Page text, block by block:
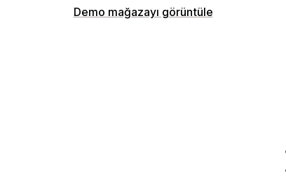
Demo mağazayı görüntüle